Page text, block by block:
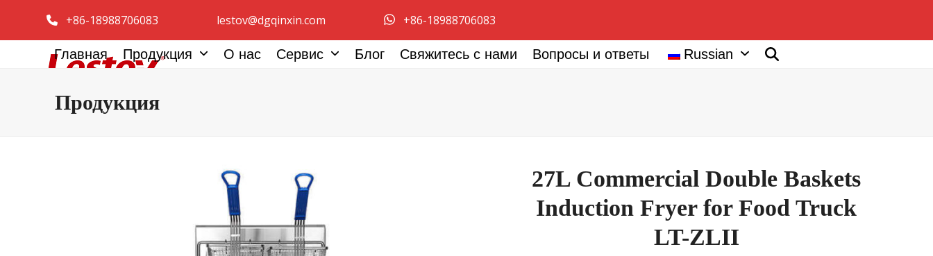
содержанию
+86-18988706083 lestov@dgqinxin.com +86-18988706083
Главная Продукция О нас Сервис Блог Свяжитесь с нами Вопросы и ответы Russian
Продукция
27L Commercial Double Baskets
Induction Fryer for Food Truck
LT-ZLII